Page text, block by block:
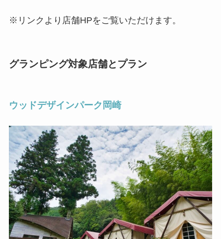
※リンクより店舗HPをご覧いただけます。
グランピング対象店舗とプラン
ウッドデザインパーク岡崎